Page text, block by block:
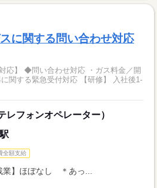
に関する問い合わせ対応
応】 ◆問い合わせ対応 ・ガス料金／開
受付対応 【研修】 入社後1-
レフォンオペレーター）
全額支給
】ほぼなし ＊あっ...